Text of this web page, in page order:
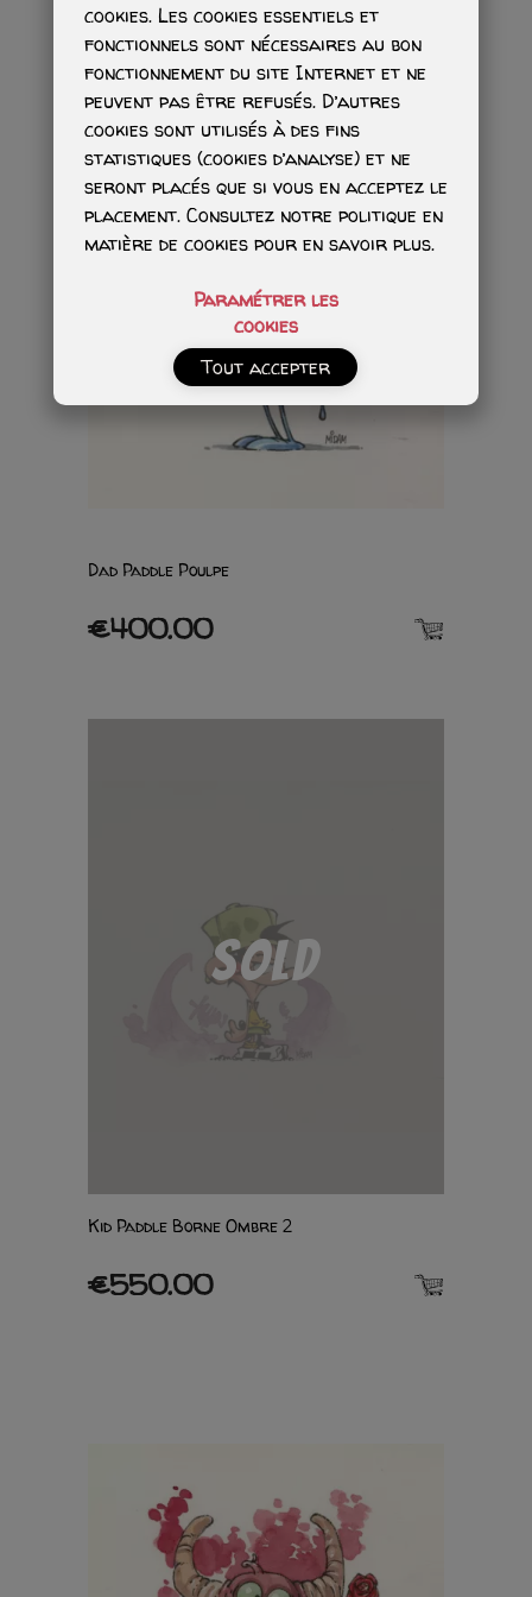
Dad Paddle Poulpe
€400.00
SOLD
Kid Paddle Borne Ombre 2
€550.00
cookies. Les cookies essentiels et
fonctionnels sont nécessaires au bon
fonctionnement du site Internet et ne
peuvent pas être refusés. D’autres
cookies sont utilisés à des fins
statistiques (cookies d’analyse) et ne
seront placés que si vous en acceptez le
placement. Consultez notre politique en
matière de cookies pour en savoir plus.
Paramétrer les
cookies
Tout accepter